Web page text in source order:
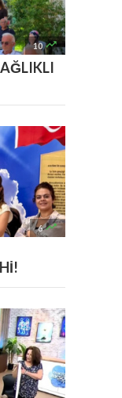
10 
6 